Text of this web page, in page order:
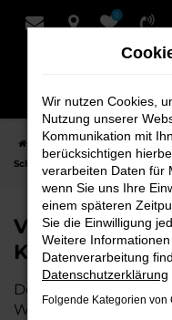
Zum
0
Startseite Weyhe VW
Schmidt + Koch für Weyhe
VW Caddy
Koch für
Der VW Caddy ist die
Weyhe einen
Wir nutzen Cookies,
Nutzung unserer
Kommunikation mit
berücksichtigen
verarbeiten Daten für
wenn Sie uns Ihre
einem späteren
Sie die Einwilligung
Weitere
Datenverarbeitung
Datenschutzerklärung
Folgende Kategorien